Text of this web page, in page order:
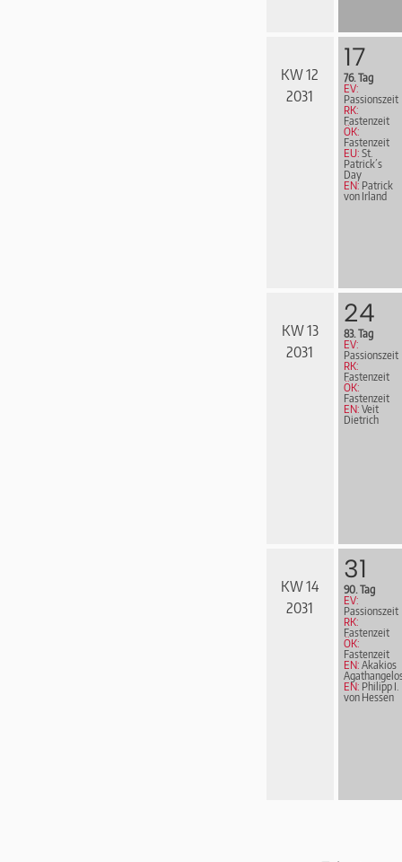
KW 12
2031
17
76. Tag
EV:
Passionszeit
RK:
Fastenzeit
ÖK:
Fastenzeit
EU: St.
Patrick´s
Day
EN: Patrick
von Irland
KW 13
2031
24
83. Tag
EV:
Passionszeit
RK:
Fastenzeit
ÖK:
Fastenzeit
EN: Veit
Dietrich
KW 14
2031
31
90. Tag
EV:
Passionszeit
RK:
Fastenzeit
ÖK:
Fastenzeit
EN: Akakios
EN: Philipp I.
von Hessen